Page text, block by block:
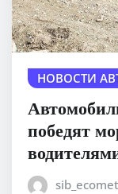
НОВОСТИ
победят